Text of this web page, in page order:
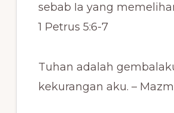
sebab Ia yang
1 Petrus 5:6-7
Tuhan adalah
kekurangan aku. –